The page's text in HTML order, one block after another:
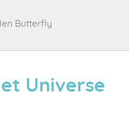
Universe